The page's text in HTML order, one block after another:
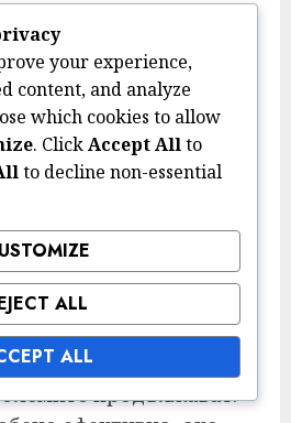
да реши много
с зареждането и
Този процес
които могат да
на играта.
на
опцията за
за сърфиране, като
избрали кеша и
рестартирайте
за да
продължават.
your experience,
content, and analyze
which cookies to allow
. ClickAccept Allto
to decline non-essential
ALL
ALL